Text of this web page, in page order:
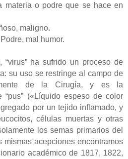
materia o podre que se hace en
maligno.
mal humor.
ha sufrido un proceso de
su uso se restringe al campo de
de la Cirugía, y es la
“pus” («Líquido espeso de color
por un tejido inflamado, y
células muertas y otras
los semas primarios del
mismas acepciones encontramos
académico de 1817, 1822,